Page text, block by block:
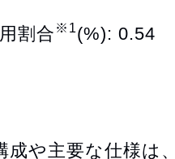
割合 ※1 (%): 0.54
成や主要な仕様は